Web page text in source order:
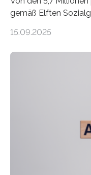
gemäß Elften
2050 wird eine
Altersfragen, des
aktuelle
wurde auf die
und
Haushalts gelegt.
sich oft an den/die
15.09.2025